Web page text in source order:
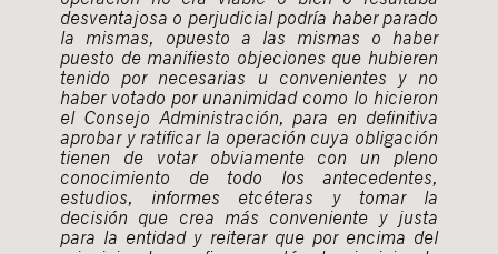
desventajosa o perjudicial podría haber parado
la mismas, opuesto a las mismas o haber
puesto de manifiesto objeciones que hubieren
tenido por necesarias u convenientes y no
haber votado por unanimidad como lo hicieron
el Consejo Administración, para en definitiva
aprobar y ratificar la operación cuya obligación
tienen de votar obviamente con un pleno
conocimiento de todo los antecedentes,
estudios, informes etcéteras y tomar la
decisión que crea más conveniente y justa
para la entidad y reiterar que por encima del